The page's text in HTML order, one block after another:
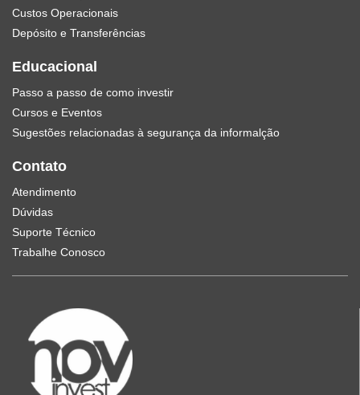
Custos Operacionais
Depósito e Transferências
Educacional
Passo a passo de como investir
Cursos e Eventos
Sugestões relacionadas à segurança da informalção
Contato
Atendimento
Dúvidas
Suporte Técnico
Trabalhe Conosco